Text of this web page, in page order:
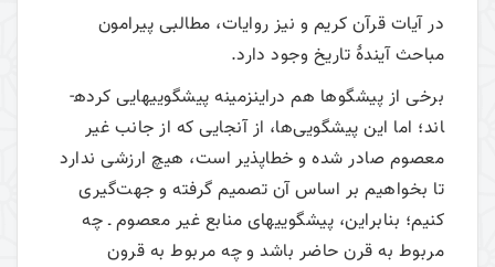
در آیات قرآن کریم و نیز روایات، مطالبی پیرامون
مباحث آیندۀ تاریخ وجود دارد.
برخی از پیشگوها هم دراین­زمینه پیشگویی­هایی کرده­
اند؛ اما این پیشگویی‌ها، از آنجایی که از جانب غیر
معصوم صادر شده و خطاپذیر است، هیچ ارزشی ندارد
تا بخواهیم بر اساس آن تصمیم گرفته و جهت‌گیری
کنیم؛ بنابراین، پیشگویی­های منابع غیر معصوم ـ چه
مربوط به قرن حاضر باشد و چه مربوط به قرون